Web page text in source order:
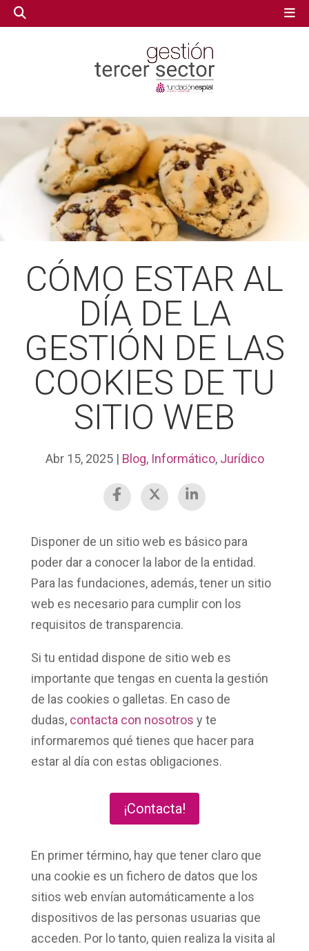
CÓMO ESTAR AL
DÍA DE LA
GESTIÓN DE LAS
COOKIES DE TU
SITIO WEB
Abr 15, 2025| Blog, Informático, Jurídico
Disponer de un sitio web es básico para
poder dar a conocer la labor de la entidad.
Para las fundaciones, además, tener un sitio
web es necesario para cumplir con los
requisitos de transparencia.
Si tu entidad dispone de sitio web es
importante que tengas en cuenta la gestión
de las cookies o galletas. En caso de
dudas, contacta con nosotros y te
informaremos qué tienes que hacer para
estar al día con estas obligaciones.
¡Contacta!
En primer término, hay que tener claro que
una cookie es un fichero de datos que los
sitios web envían automáticamente a los
dispositivos de las personas usuarias que
acceden. Por lo tanto, quien realiza la visita al
GESTIÓN TERCER SECTOR
CONECTA IA
VOLUNTARIADO.NET
GESTIÓN TERCER SECTOR
CONECTA IA
VOLUNTARIADO.NET